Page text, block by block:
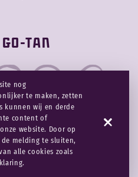
tan
Privacy & cookies
Go-Tan
nog
te maken, zetten
kunnen wij en derde
content of
website. Door op
de melding te sluiten,
alle cookies zoals